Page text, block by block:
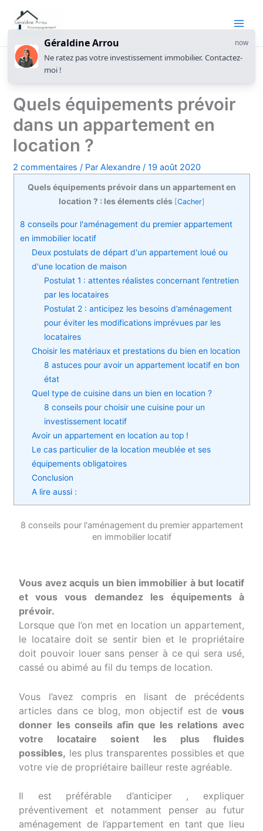
Quels équipements prévoir
dans un appartement en
location ?
2 commentaires / ParAlexandre/19 août 2020
Quels équipements prévoir dans un appartement en
location ? : les élements clés [Cacher]
8 conseils pour l'aménagement du premier appartement
en immobilier locatif
Deux postulats de départ d'un appartement loué ou
d'une location de maison
Postulat 1 : attentes réalistes concernant l’entretien
par les locataires
Postulat 2 : anticipez les besoins d’aménagement
pour éviter les modifications imprévues par les
locataires
Choisir les matériaux et prestations du bien en location
8 astuces pour avoir un appartement locatif en bon
état
Quel type de cuisine dans un bien en location ?
8 conseils pour choisir une cuisine pour un
investissement locatif
Avoir un appartement en location au top !
Le cas particulier de la location meublée et ses
équipements obligatoires
Conclusion
A lire aussi :
8 conseils pour l'aménagement du premier appartement
en immobilier locatif
Vous avez acquis un bien immobilier à but locatif
et vous vous demandez les équipements à
prévoir.
Lorsque que l’on met en location un appartement,
le locataire doit se sentir bien et le propriétaire
doit pouvoir louer sans penser à ce qui sera usé,
cassé ou abimé au fil du temps de location.
Vous l’avez compris en lisant de précédents
articles dans ce blog, mon objectif est de vous
donner les conseils afin que les relations avec
votre locataire soient les plus fluides
possibles, les plus transparentes possibles et que
votre vie de propriétaire bailleur reste agréable.
Il est préférable d’anticiper , expliquer
préventivement et notamment penser au futur
aménagement de l’appartement en tant que lieu
Géraldine Arrou now
Ne ratez pas votre investissement immobilier. Contactez-
moi !